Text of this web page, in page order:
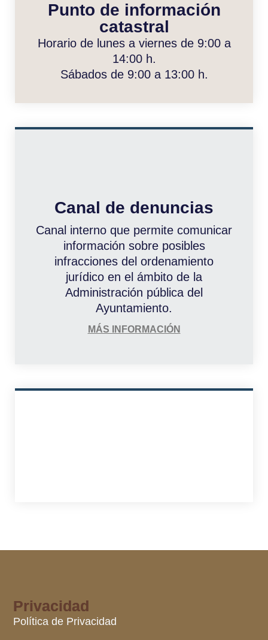
Punto de información
catastral
Horario de lunes a viernes de 9:00 a
14:00 h.
Sábados de 9:00 a 13:00 h.
Canal de denuncias
Canal interno que permite comunicar
información sobre posibles
infracciones del ordenamiento
jurídico en el ámbito de la
Administración pública del
Ayuntamiento.
MÁS INFORMACIÓN
Privacidad
Política de Privacidad